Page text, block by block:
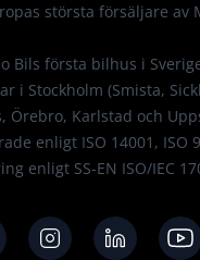
största försäljare av
Bils första bilhus i
i Stockholm (Smista,
Örebro, Karlstad och
enligt ISO 14001 , ISO
enligt SS-EN ISO/IEC